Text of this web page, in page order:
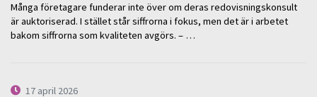
Många företagare funderar inte över om deras redovisningskonsult
är auktoriserad. I stället står siffrorna i fokus, men det är i arbetet
bakom siffrorna som kvaliteten avgörs. – …
17 april 2026